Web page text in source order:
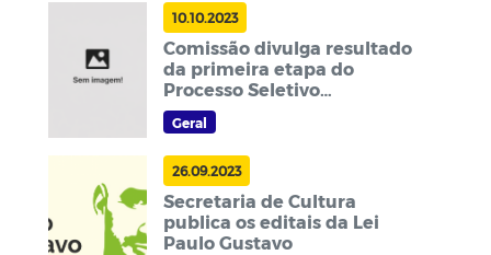
10.10.2023
Comissão divulga resultado
da primeira etapa do
Processo Seletivo
Simplificado
Geral
26.09.2023
Secretaria de Cultura
publica os editais da Lei
Paulo Gustavo